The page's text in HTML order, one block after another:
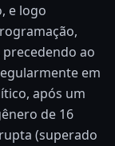
e logo
ao
em
após um
de 16
(superado